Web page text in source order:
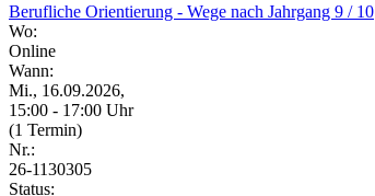
Berufliche Orientierung - Wege nach Jahrgang 9 / 10
Wo:
Online
Wann:
Mi., 16.09.2026,
15:00 - 17:00 Uhr
(1 Termin)
Nr.:
26-1130305
Status: